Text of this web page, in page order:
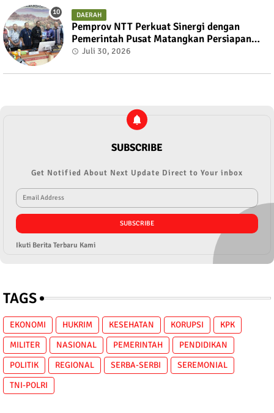
DAERAH
Pemprov NTT Perkuat Sinergi dengan
Pemerintah Pusat Matangkan Persiapan
PON XXII 2028 dan PESONAS II 2026
Juli 30, 2026
SUBSCRIBE
Get Notified About Next Update Direct to Your inbox
Ikuti Berita Terbaru Kami
TAGS
EKONOMI HUKRIM KESEHATAN KORUPSI
KPK
MILITER
NASIONAL PEMERINTAH
PENDIDIKAN
POLITIK
REGIONAL SERBA-SERBI
SEREMONIAL
TNI-POLRI